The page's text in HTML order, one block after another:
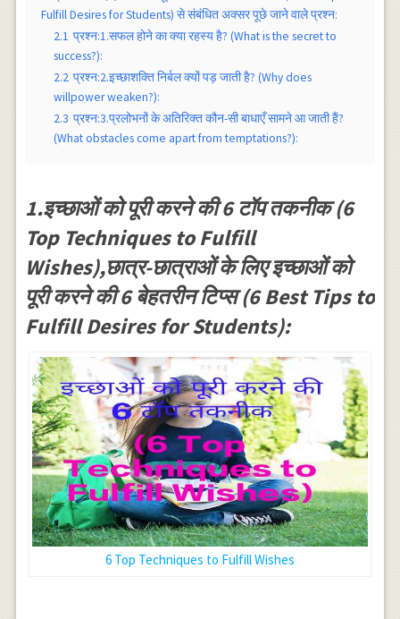
Fulfill Desires for Students) से संबंधित अक्सर पूछे जाने वाले प्रश्न:
2.1 प्रश्न:1.सफल होने का क्या रहस्य है? (What is the secret to
success?):
2.2 प्रश्न:2.इच्छाशक्ति निर्बल क्यों पड़ जाती है? (Why does
willpower weaken?):
2.3 प्रश्न:3.प्रलोभनों के अतिरिक्त कौन-सी बाधाएँ सामने आ जाती हैं?
(What obstacles come apart from temptations?):
1.इच्छाओं को पूरी करने की 6 टॉप तकनीक (6
Top Techniques to Fulfill
Wishes),छात्र-छात्राओं के लिए इच्छाओं को
पूरी करने की 6 बेहतरीन टिप्स (6 Best Tips to
Fulfill Desires for Students):
6 Top Techniques to Fulfill Wishes